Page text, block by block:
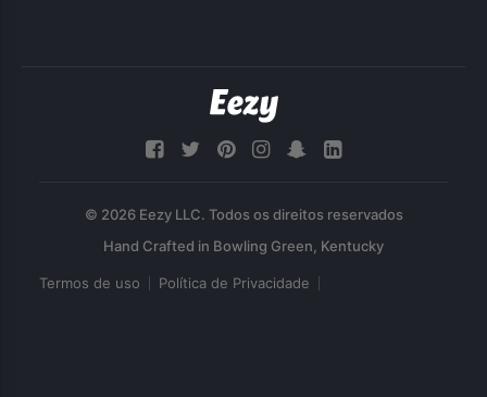
© 2026 Eezy LLC. Todos os direitos reservados
Termos de uso Política de Privacidade